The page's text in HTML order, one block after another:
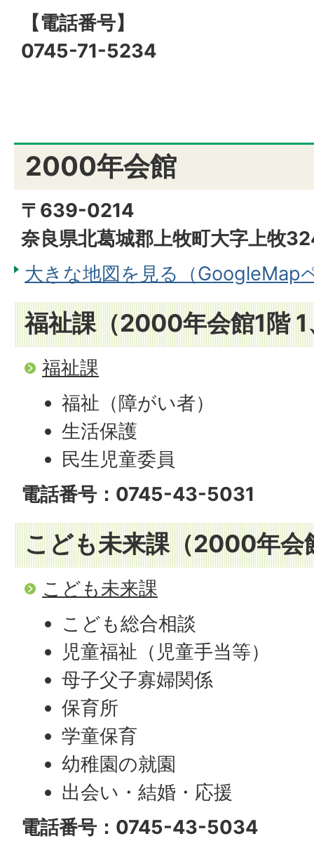
【電話番号】
0745-71-5234
2000年会館
〒639-0214
奈良県北葛城郡上牧町大字上牧
大きな地図を見る（GoogleMap
福祉課（2000年会館1階
福祉課
福祉（障がい者）
生活保護
民生児童委員
電話番号：0745-43-5031
こども未来課（2000年会
こども未来課
こども総合相談
児童福祉（児童手当等）
母子父子寡婦関係
保育所
学童保育
幼稚園の就園
出会い・結婚・応援
電話番号：0745-43-5034